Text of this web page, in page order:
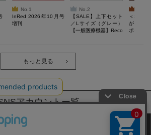
No.1
InRed 2026年10月号
増刊
No.2
【SALE】上下セット
／Lサイズ（グレー）
【一般医療機器】Reco
ウェア 長袖クルーネッ
ク・ロングパンツ
＜SALE
がある
ポーチ
もっと見る
アカウントー覧